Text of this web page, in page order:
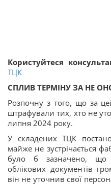
Користуйтеся
ТЦК
СПЛИВ ТЕРМІНУ ЗА НЕ
Розпочну з того, що за
штрафували тих, хто не
липня 2024 року.
У складених ТЦК
майже не зустрічається
було б зазначено, що
облікових документів
він не уточнив свої